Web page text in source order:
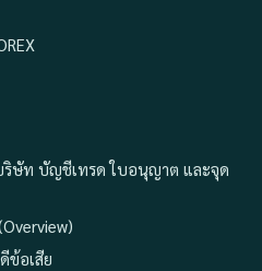
ริษัท บัญชีเทรด ใบอนุญาต และจุด
ข้อเสีย